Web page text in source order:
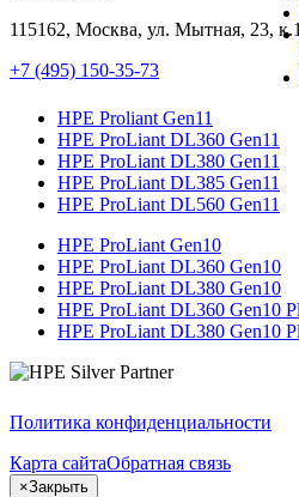
115162, Москва, ул. Мытная, 23, к.1
+7 (495) 150-35-73
HPE Proliant Gen11
HPE ProLiant DL360 Gen11
HPE ProLiant DL380 Gen11
HPE ProLiant DL385 Gen11
HPE ProLiant DL560 Gen11
HPE ProLiant Gen10
HPE ProLiant DL360 Gen10
HPE ProLiant DL380 Gen10
HPE ProLiant DL360 Gen10
HPE ProLiant DL380 Gen10
Политика конфиденциальности
Карта сайтаОбратная связь
×Закрыть